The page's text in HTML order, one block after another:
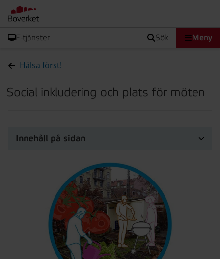
E-tjänster sök Meny
Hälsa först!
Social inkludering och plats för möten
Innehåll på sidan